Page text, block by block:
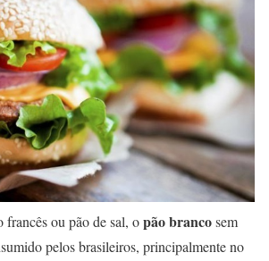
ou pão de sal, opão brancosem
pelos brasileiros, principalmente no